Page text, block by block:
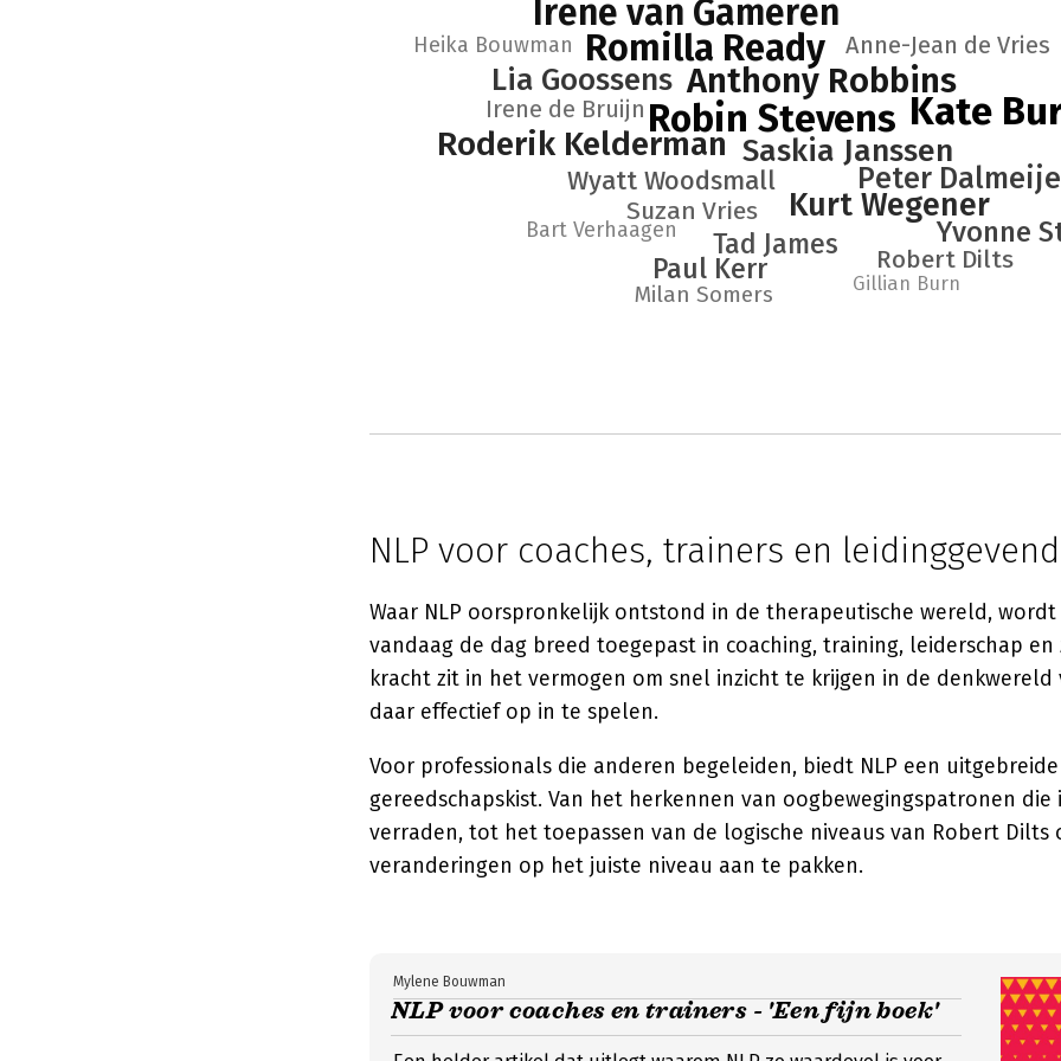
Kate
Robin Stevens
Romilla Ready
Irene van Gameren
Anthony Robbins
Roderik Kelderman
Kurt Wegener
Saskia Janssen
Lia Goossens
Peter
Yvonne
Paul Kerr
Tad James
Wyatt Woodsmall
Robert Dilts
Suzan Vries
Anne-Jean de Vries
Irene de Bruijn
Milan Somers
Heika Bouwman
Bart Verhaagen
Gillian Burn
NLP voor coaches, trainers en
Waar NLP oorspronkelijk ontstond in de therapeutische wereld,
vandaag de dag breed toegepast in coaching, training, leiderschap en
kracht zit in het vermogen om snel inzicht te krijgen in de denkwereld
daar effectief op in te spelen.
Voor professionals die anderen begeleiden, biedt NLP een uitgebreide
gereedschapskist. Van het herkennen van oogbewegingspatronen die
verraden, tot het toepassen van de logische niveaus van Robert Dilts
veranderingen op het juiste niveau aan te pakken.
NLP voor coaches en trainers - 'Een fijn boek'
Mylene Bouwman